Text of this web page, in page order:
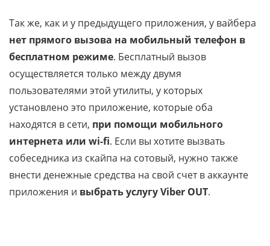
Так же, как и у предыдущего приложения, у вайбера
нет прямого вызова на мобильный телефон в
бесплатном режиме. Бесплатный вызов
осуществляется только между двумя
пользователями этой утилиты, у которых
установлено это приложение, которые оба
находятся в сети, при помощи мобильного
интернета или wi-fi. Если вы хотите вызвать
собеседника из скайпа на сотовый, нужно также
внести денежные средства на свой счет в аккаунте
приложения и выбрать услугу Viber OUT.